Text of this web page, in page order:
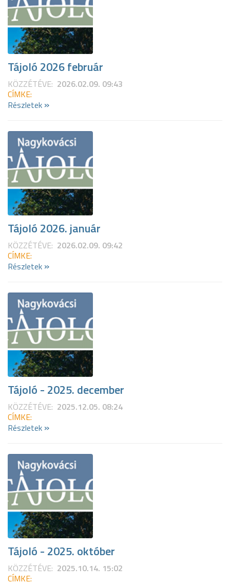
Tájoló 2026 február
KÖZZÉTÉVE: 2026.02.09. 09:43
CÍMKE:
Részletek »
Tájoló 2026. január
KÖZZÉTÉVE: 2026.02.09. 09:42
CÍMKE:
Részletek »
Tájoló - 2025. december
KÖZZÉTÉVE: 2025.12.05. 08:24
CÍMKE:
Részletek »
Tájoló - 2025. október
KÖZZÉTÉVE: 2025.10.14. 15:02
CÍMKE: